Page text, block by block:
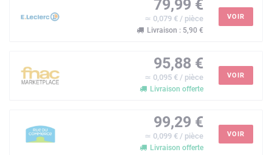
79,99 €
≃ 0,079 € / pièce
Livraison : 5,90 €
VOIR
95,88 €
≃ 0,095 € / pièce
Livraison offerte
VOIR
99,29 €
≃ 0,099 € / pièce
Livraison offerte
VOIR